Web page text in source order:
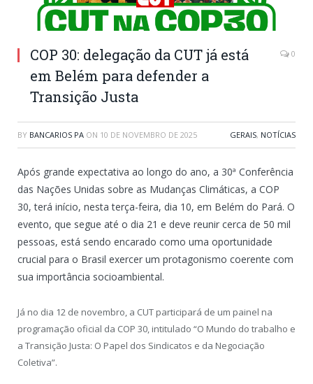
COP 30: delegação da CUT já está
em Belém para defender a
Transição Justa
0
BY BANCARIOS PA ON 10 DE NOVEMBRO DE 2025 GERAIS, NOTÍCIAS
Após grande expectativa ao longo do ano, a 30ª Conferência
das Nações Unidas sobre as Mudanças Climáticas, a COP
30, terá início, nesta terça-feira, dia 10, em Belém do Pará. O
evento, que segue até o dia 21 e deve reunir cerca de 50 mil
pessoas, está sendo encarado como uma oportunidade
crucial para o Brasil exercer um protagonismo coerente com
sua importância socioambiental.
Já no dia 12 de novembro, a CUT participará de um painel na
programação oficial da COP 30, intitulado “O Mundo do trabalho e
a Transição Justa: O Papel dos Sindicatos e da Negociação
Coletiva”.